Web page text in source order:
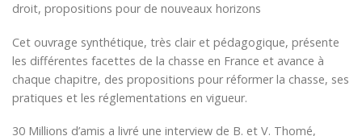
droit, propositions pour de nouveaux horizons
Cet ouvrage synthétique, très clair et pédagogique, présente
les différentes facettes de la chasse en France et avance à
chaque chapitre, des propositions pour réformer la chasse, ses
pratiques et les réglementations en vigueur.
30 Millions d’amis a livré une interview de B. et V. Thomé,